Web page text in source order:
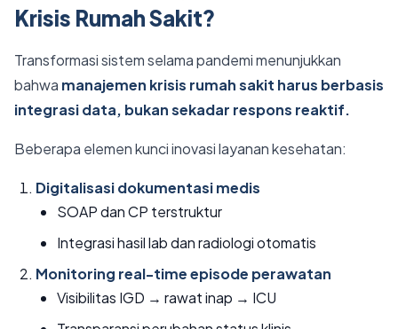
Krisis Rumah Sakit?
Transformasi sistem selama pandemi menunjukkan
bahwa manajemen krisis rumah sakit harus berbasis
integrasi data, bukan sekadar respons reaktif.
Beberapa elemen kunci inovasi layanan kesehatan:
Digitalisasi dokumentasi medis
SOAP dan CP terstruktur
Integrasi hasil lab dan radiologi otomatis
Monitoring real-time episode perawatan
Visibilitas IGD → rawat inap → ICU